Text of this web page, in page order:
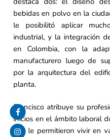
bebidas en polvo en la
le posibilitó aplicar
industrial, y la integración
en Colombia, con la
manufacturero luego de
por la arquitectura del
planta.
Francisco atribuye su
inicios en el ámbito laboral
que le permitieron vivir en